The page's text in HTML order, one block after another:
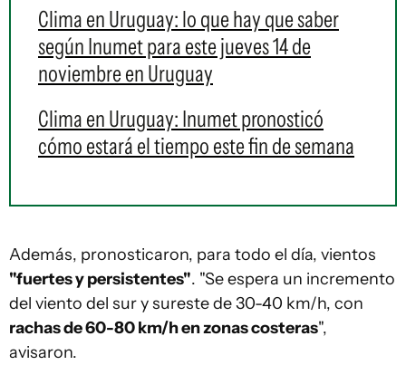
Clima en Uruguay: lo que hay que saber
según Inumet para este jueves 14 de
noviembre en Uruguay
Clima en Uruguay: Inumet pronosticó
cómo estará el tiempo este fin de semana
Además, pronosticaron, para todo el día, vientos
"fuertes y persistentes". "Se espera un incremento
del viento del sur y sureste de 30-40 km/h, con
rachas de 60-80 km/h en zonas costeras",
avisaron.